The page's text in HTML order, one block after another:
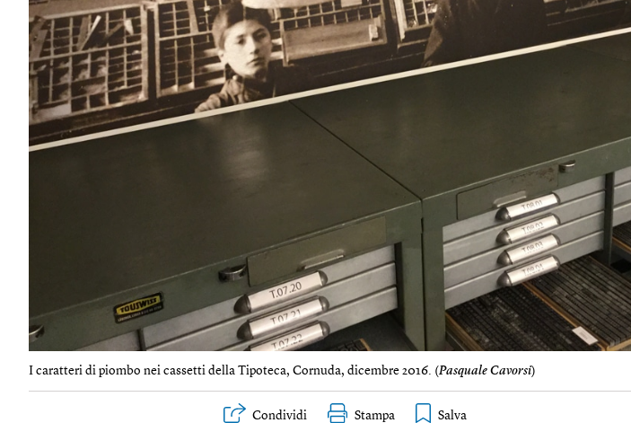
I caratteri di piombo nei cassetti della Tipoteca, Cornuda, dicembre 2016. (Pasquale Cavorsi)
Condividi Stampa